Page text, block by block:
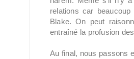
relations car
Blake. On peut
entraîné la profusion
Au final, nous passons